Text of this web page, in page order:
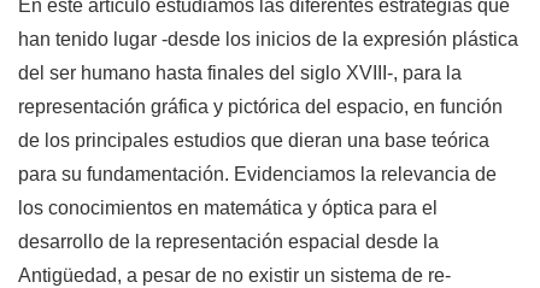
En este artículo estudiamos las diferentes estrategias que
han tenido lugar -desde los inicios de la expresión plástica
del ser humano hasta finales del siglo XVIII-, para la
representación gráfica y pictórica del espacio, en función
de los principales estudios que dieran una base teórica
para su fundamentación. Evidenciamos la relevancia de
los conocimientos en matemática y óptica para el
desarrollo de la representación espacial desde la
Antigüedad, a pesar de no existir un sistema de re-